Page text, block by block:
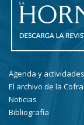
Agenda y
El archivo de la
Noticias
Bibliografía